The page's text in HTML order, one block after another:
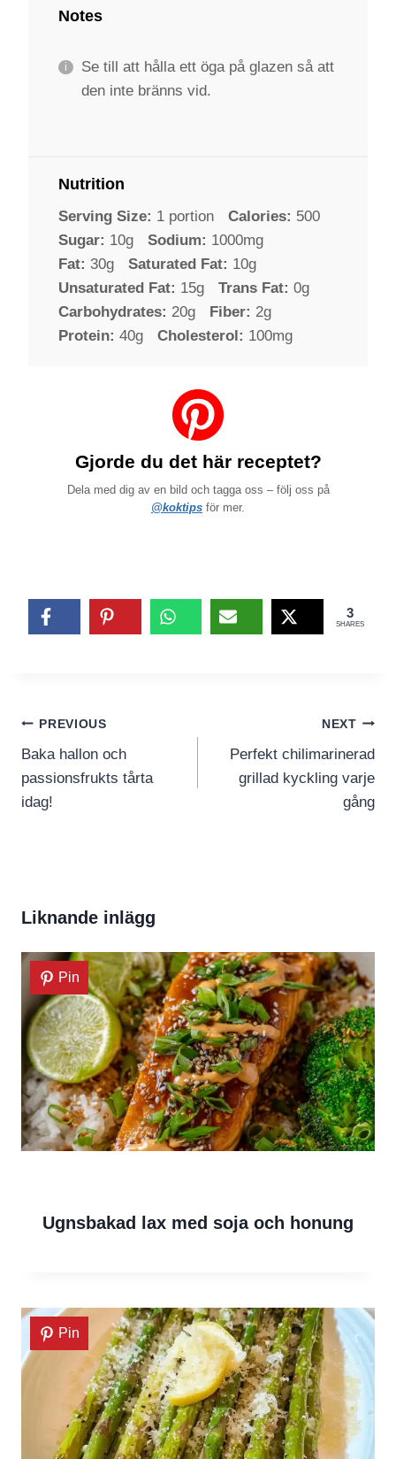
Notes
Se till att hålla ett öga på glazen så att
den inte bränns vid.
Nutrition
Serving Size: 1 portion Calories: 500
Sugar: 10g Sodium: 1000mg
Fat: 30g Saturated Fat: 10g
Unsaturated Fat: 15g Trans Fat: 0g
Carbohydrates: 20g Fiber: 2g
Protein: 40g Cholesterol: 100mg
Gjorde du det här receptet?
Dela med dig av en bild och tagga oss – följ oss på
@koktips för mer.
3
SHARES
Inläggsnavigering
PREVIOUS
Baka hallon och
passionsfrukts tårta
idag!
NEXT
Perfekt chilimarinerad
grillad kyckling varje
gång
Liknande inlägg
Pin
Ugnsbakad lax med soja och honung
Pin